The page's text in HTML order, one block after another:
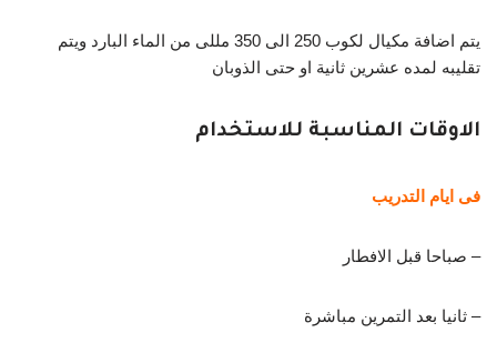
يتم اضافة مكيال لكوب 250 الى 350 مللى من الماء البارد ويتم
تقليبه لمده عشرين ثانية او حتى الذوبان
الاوقات المناسبة للاستخدام
فى ايام التدريب
– صباحا قبل الافطار
– ثانيا بعد التمرين مباشرة